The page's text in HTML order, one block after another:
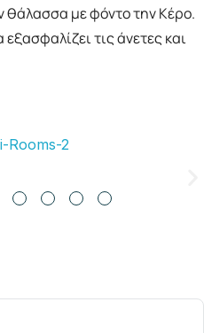
θάλασσα με φόντο την Κέρο.
τις άνετες και